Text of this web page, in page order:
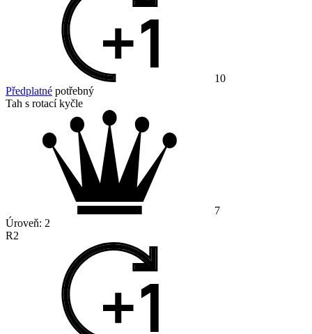
10
Předplatné potřebný
Tah s rotací kyčle
7
Úroveň: 2
R2